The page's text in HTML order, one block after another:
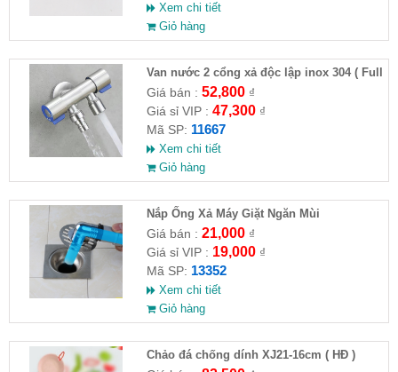
Xem chi tiết
Giỏ hàng
Van nước 2 cổng xả độc lập inox 304 ( Full
VAT )
Giá bán : 52,800₫
Giá sỉ VIP : 47,300₫
Mã SP: 11667
Xem chi tiết
Giỏ hàng
Nắp Ống Xả Máy Giặt Ngăn Mùi
Giá bán : 21,000₫
Giá sỉ VIP : 19,000₫
Mã SP: 13352
Xem chi tiết
Giỏ hàng
Chảo đá chống dính XJ21-16cm ( HĐ )